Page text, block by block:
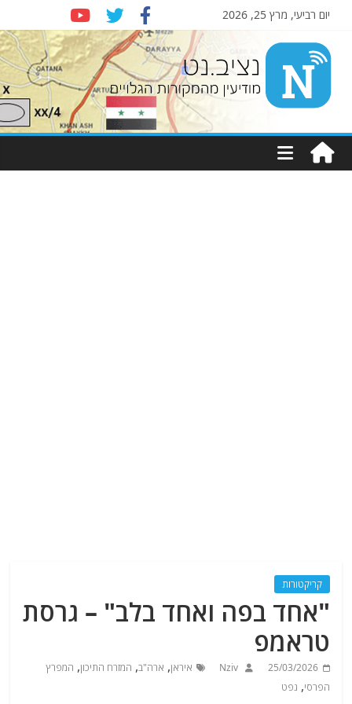
יום רביעי, מרץ 25, 2026
Nziv.net
מודיעין
מהמקורות
קריקטורות
"אחד בפה ואחד בלב" – גרסת
טראמפ
25/03/2026
Nziv איראן, ארה"ב, המזרח התיכון, המפרץ
הפרסי, נפט